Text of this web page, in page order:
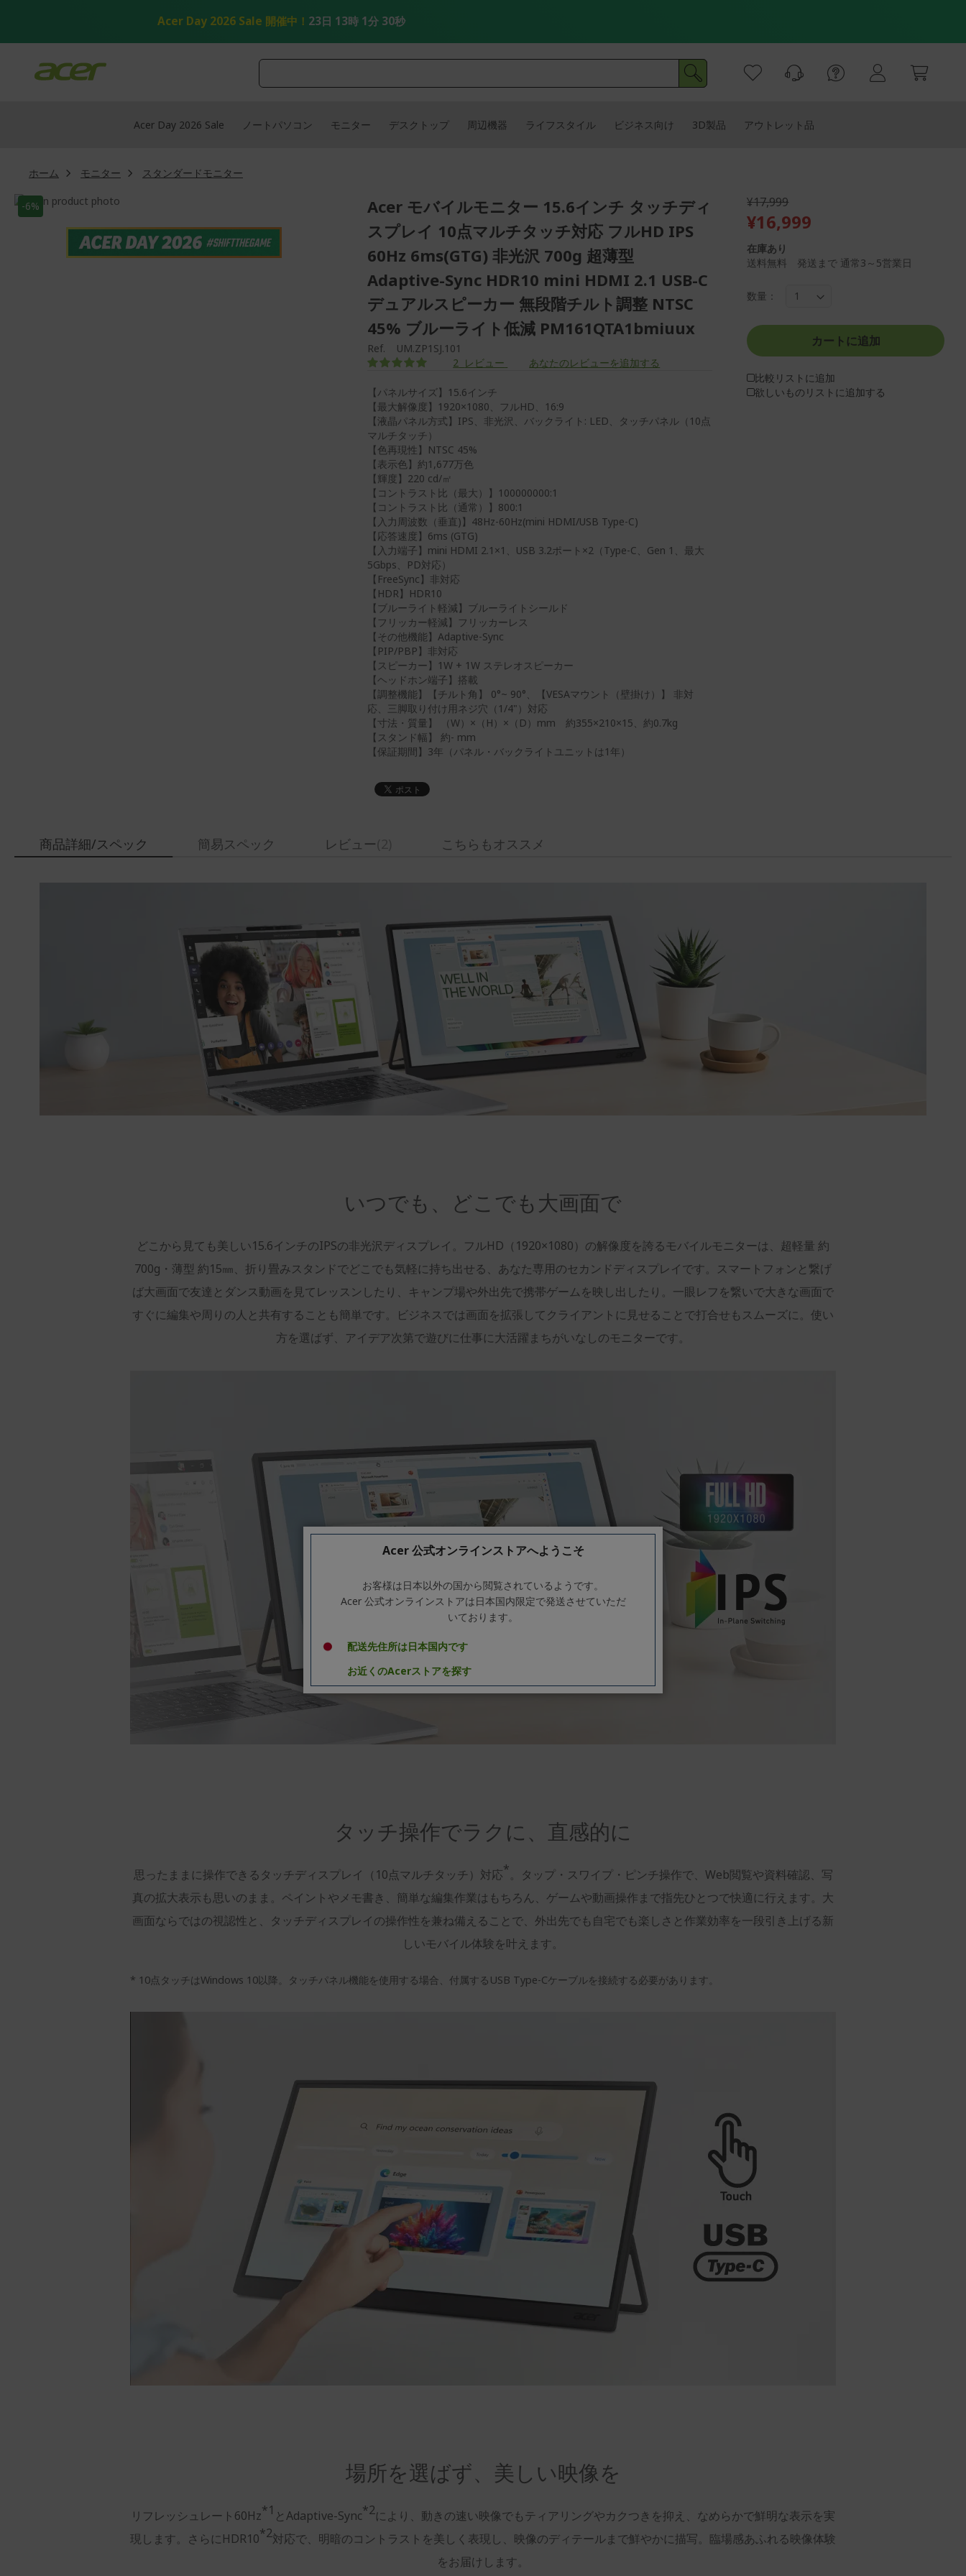
Acer Day 2026 Sale 開催中！ 23日 13時 1分 29秒
Acer Day 2026 Sale ノートパソコン モニター デスクトップ 周辺機器 ライフスタイル ビジネス向け 3D製品 アウトレット品
ホーム モニター
スタンダードモニター
画
像
-6%
画
Acer モバイルモニター 15.6インチ タッチディ
スプレイ 10点マルチタッチ対応 フルHD IPS
60Hz 6ms(GTG) 非光沢 700g 超薄型
Adaptive-Sync HDR10 mini HDMI 2.1 USB-C
デュアルスピーカー 無段階チルト調整 NTSC
45% ブルーライト低減 PM161QTA1bmiuux
Ref.
UM.ZP1SJ.101
評価:
100
% of100
2 レビュー あなたのレビューを追加する
【パネルサイズ】15.6インチ
【最大解像度】1920×1080、フルHD、16:9
【液晶パネル方式】IPS、非光沢、バックライト: LED、タッチパネル（10点
マルチタッチ）
【色再現性】NTSC 45%
【表示色】約1,677万色
【輝度】220 cd/㎡
【コントラスト比（最大）】100000000:1
【コントラスト比（通常）】800:1
【入力周波数（垂直)】48Hz-60Hz(mini HDMI/USB Type-C)
【応答速度】6ms (GTG)
【入力端子】mini HDMI 2.1×1、USB 3.2ポート×2（Type-C、Gen 1、最大
5Gbps、PD対応）
【FreeSync】非対応
【HDR】HDR10
【ブルーライト軽減】ブルーライトシールド
【フリッカー軽減】フリッカーレス
【その他機能】Adaptive-Sync
【PIP/PBP】非対応
【スピーカー】1W + 1W ステレオスピーカー
【ヘッドホン端子】搭載
【調整機能】【チルト角】 0°~ 90°、【VESAマウント（壁掛け）】 非対
応、三脚取り付け用ネジ穴（1/4"）対応
【寸法・質量】 （W）×（H）×（D）mm 約355×210×15、約0.7kg
【スタンド幅】 約- mm
【保証期間】3年（パネル・バックライトユニットは1年）
¥17,999
¥16,999
在庫あり
送料無料 発送まで 通常3～5営業日
数量：
カートに追加
比較リストに追加
欲しいものリストに追加する
商品詳細/スペック
いつでも、どこでも大画面で
どこから見ても美しい15.6インチのIPSの非光沢ディスプレイ。フルHD（1920×1080）の解像度を誇るモバイルモニターは、超軽量 約
700g・薄型 約15㎜、折り畳みスタンドでどこでも気軽に持ち出せる、あなた専用のセカンドディスプレイです。スマートフォンと繋げ
ば大画面で友達とダンス動画を見てレッスンしたり、キャンプ場や外出先で携帯ゲームを映し出したり。一眼レフを繋いで大きな画面で
すぐに編集や周りの人と共有することも簡単です。ビジネスでは画面を拡張してクライアントに見せることで打合せもスムーズに。使い
方を選ばず、アイデア次第で遊びに仕事に大活躍まちがいなしのモニターです。
タッチ操作でラクに、直感的に
思ったままに操作できるタッチディスプレイ（10点マルチタッチ）対応*。タップ・スワイプ・ピンチ操作で、Web閲覧や資料確認、写
真の拡大表示も思いのまま。ペイントやメモ書き、簡単な編集作業はもちろん、ゲームや動画操作まで指先ひとつで快適に行えます。大
画面ならではの視認性と、タッチディスプレイの操作性を兼ね備えることで、外出先でも自宅でも楽しさと作業効率を一段引き上げる新
しいモバイル体験を叶えます。
* 10点タッチはWindows 10以降。タッチパネル機能を使用する場合、付属するUSB Type-Cケーブルを接続する必要があります。​
場所を選ばず、美しい映像を
リフレッシュレート60Hz*1 とAdaptive-Sync*2により、動きの速い映像でもティアリングやカクつきを抑え、なめらかで鮮明な表示を実
現します。さらにHDR10*2対応で、明暗のコントラストを美しく表現し、映像のディテールまで鮮やかに描写。臨場感あふれる映像体験
をお届けします。
簡易スペック レビュー こちらもオススメ
Acer 公式オンラインストアへようこそ
お客様は日本以外の国から閲覧されているようです。
Acer 公式オンラインストアは日本国内限定で発送させていただ
いております。
配送先住所は日本国内です
お近くのAcerストアを探す